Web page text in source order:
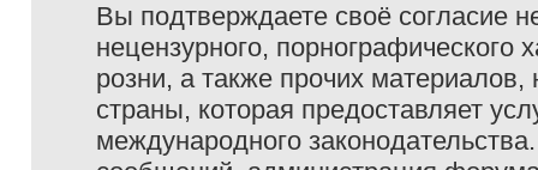
Вы подтверждаете своё согласие
нецензурного, порнографического
розни, а также прочих
страны, которая предоставляет
международного